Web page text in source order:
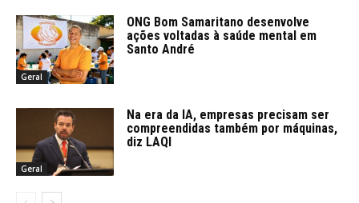
Geral
ONG Bom Samaritano desenvolve
ações voltadas à saúde mental em
Santo André
Geral
Na era da IA, empresas precisam ser
compreendidas também por máquinas,
diz LAQI